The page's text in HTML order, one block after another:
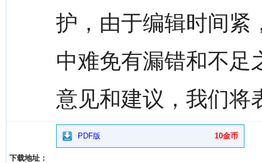
护，由于编辑时间紧
中难免有漏错和不足
意见和建议，我们将
下载地址：
PDF版 10金币